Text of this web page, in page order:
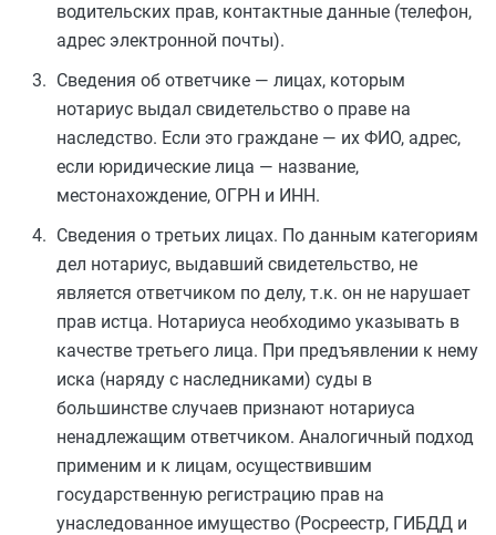
водительских прав, контактные данные (телефон,
адрес электронной почты).
Сведения об ответчике — лицах, которым
нотариус выдал свидетельство о праве на
наследство. Если это граждане — их ФИО, адрес,
если юридические лица — название,
местонахождение, ОГРН и ИНН.
Сведения о третьих лицах. По данным категориям
дел нотариус, выдавший свидетельство, не
является ответчиком по делу, т.к. он не нарушает
прав истца. Нотариуса необходимо указывать в
качестве третьего лица. При предъявлении к нему
иска (наряду с наследниками) суды в
большинстве случаев признают нотариуса
ненадлежащим ответчиком. Аналогичный подход
применим и к лицам, осуществившим
государственную регистрацию прав на
унаследованное имущество (Росреестр, ГИБДД и